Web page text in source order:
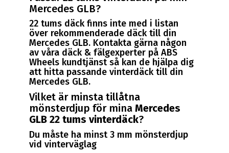
Mercedes GLB?
22 tums däck finns inte med i listan
över rekommenderade däck till din
Mercedes GLB. Kontakta gärna någon
av våra däck & fälgexperter på ABS
Wheels kundtjänst så kan de hjälpa dig
att hitta passande vinterdäck till din
Mercedes GLB.
Vilket är minsta tillåtna
mönsterdjup för mina Mercedes
GLB 22 tums vinterdäck?
Du måste ha minst 3 mm mönsterdjup
vid vinterväglag